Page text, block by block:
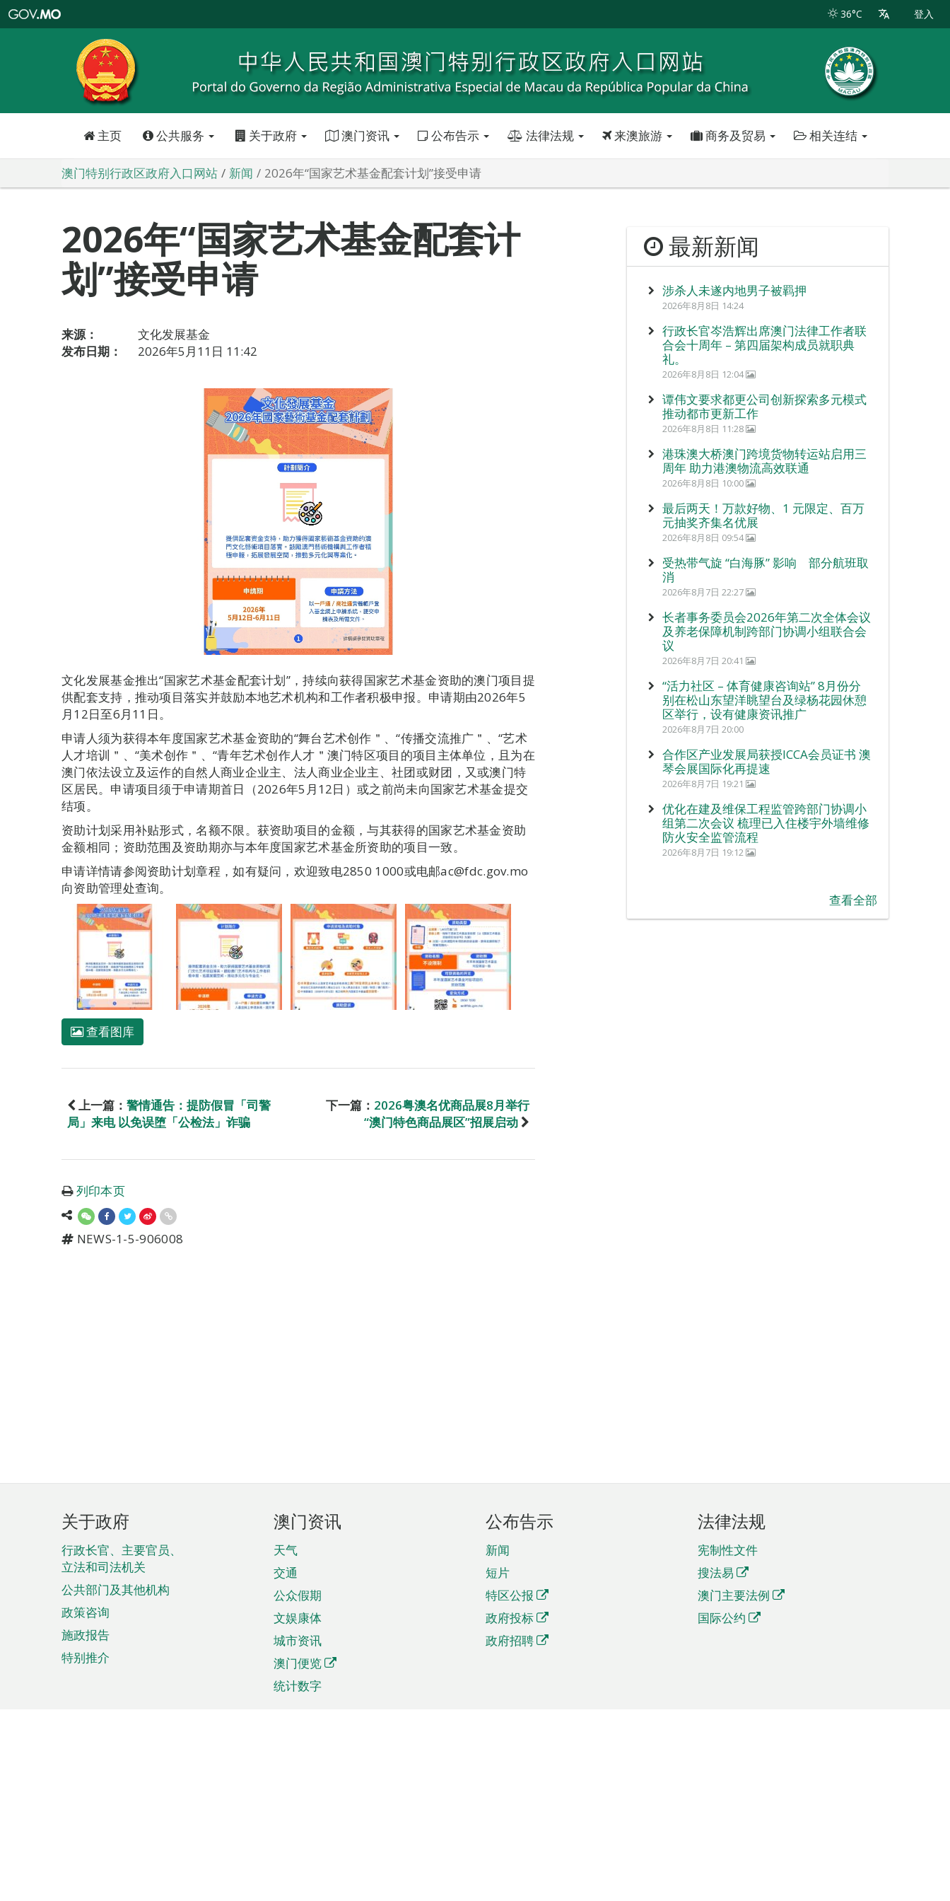
特
政
区
政
口
36°C 登入
主页 公共服务 关于政府 澳门资讯 公布告示 法律法规 来澳旅游 商务及贸易 相关连结
澳门特别行政区政府入口网站 新闻 2026年“国家艺术基金配套计划”接受申请
2026年“国家艺术基金配套计
划”接受申请
来源：
文化发展基金
发布日期：
2026年5月11日 11:42
文化发展基金推出“国家艺术基金配套计划”，持续向获得国家艺术基金资助的澳门项目提
供配套支持，推动项目落实并鼓励本地艺术机构和工作者积极申报。申请期由2026年5
月12日至6月11日。
申请人须为获得本年度国家艺术基金资助的“舞台艺术创作＂、“传播交流推广＂、“艺术
人才培训＂、“美术创作＂、“青年艺术创作人才＂澳门特区项目的项目主体单位，且为在
澳门依法设立及运作的自然人商业企业主、法人商业企业主、社团或财团，又或澳门特
区居民。申请项目须于申请期首日（2026年5月12日）或之前尚未向国家艺术基金提交
结项。
资助计划采用补贴形式，名额不限。获资助项目的金额，与其获得的国家艺术基金资助
金额相同；资助范围及资助期亦与本年度国家艺术基金所资助的项目一致。
申请详情请参阅资助计划章程，如有疑问，欢迎致电2850 1000或电邮ac@fdc.gov.mo
向资助管理处查询。
查看图库
上一篇： 警情通告：提防假冒「司警
局」来电 以免误堕「公检法」诈骗
下一篇： 2026粤澳名优商品展8月举行
“澳门特色商品展区”招展启动
列印本页
NEWS-1-5-906008
最新新闻
涉杀人未遂内地男子被羁押
2026年8月8日 14:24
行政长官岑浩辉出席澳门法律工作者联
合会十周年 – 第四届架构成员就职典
礼。
2026年8月8日 12:04
谭伟文要求都更公司创新探索多元模式
推动都市更新工作
2026年8月8日 11:28
港珠澳大桥澳门跨境货物转运站启用三
周年 助力港澳物流高效联通
2026年8月8日 10:00
最后两天！万款好物、1 元限定、百万
元抽奖齐集名优展
2026年8月8日 09:54
受热带气旋 “白海豚” 影响 部分航班取
消
2026年8月7日 22:27
长者事务委员会2026年第二次全体会议
及养老保障机制跨部门协调小组联合会
议
2026年8月7日 20:41
“活力社区 – 体育健康咨询站” 8月份分
别在松山东望洋眺望台及绿杨花园休憩
区举行，设有健康资讯推广
2026年8月7日 20:00
合作区产业发展局获授ICCA会员证书 澳
琴会展国际化再提速
2026年8月7日 19:21
优化在建及维保工程监管跨部门协调小
组第二次会议 梳理已入住楼宇外墙维修
防火安全监管流程
2026年8月7日 19:12
查看全部
页
脚
菜
单
关于政府
行政长官、主要官员、
立法和司法机关
公共部门及其他机构
政策咨询
施政报告
特别推介
澳门资讯
天气
交通
公众假期
文娱康体
城市资讯
澳门便览
统计数字
公布告示
新闻
短片
特区公报
政府投标
政府招聘
法律法规
宪制性文件
搜法易
澳门主要法例
国际公约